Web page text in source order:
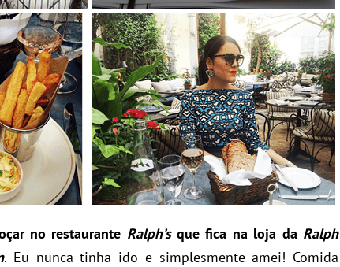
no restaurante Ralph’s que fica na loja da Ralph
. Eu nunca tinha ido e simplesmente amei! Comida